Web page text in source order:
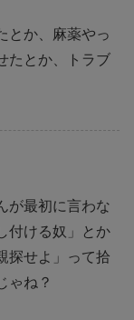
とか、麻薬やっ
たとか、トラブ
が最初に言わな
付ける奴」とか
探せよ」って拾
ゃね？